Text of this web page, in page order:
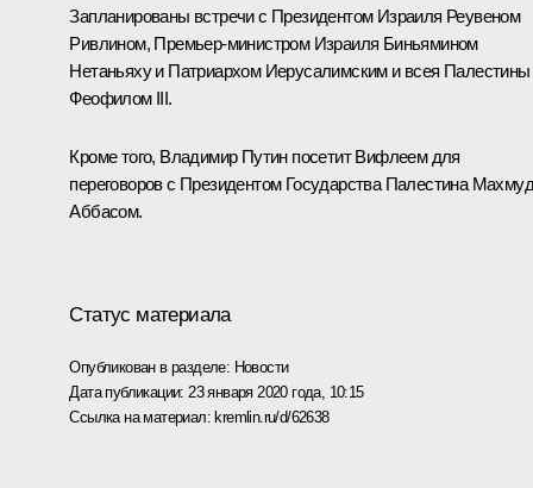
Запланированы встречи с Президентом Израиля Реувеном
Ривлином, Премьер-министром Израиля Биньямином
Нетаньяхуи Патриархом Иерусалимским и всея Палестины
Феофилом III.
Кроме того, Владимир Путин посетит Вифлеем для
переговоров с Президентом Государства Палестина
Аббасом.
Статус материала
Опубликован в разделе: Новости
Дата публикации: 23 января 2020 года, 10:15
Ссылка на материал: kremlin.ru/d/62638